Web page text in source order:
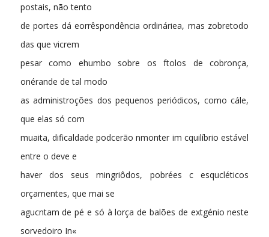
postais, não tento
de portes dá eorrêspondência ordináriea, mas zobretodo
das que vicrem
pesar como ehumbo sobre os ftolos de cobronça,
onérande de tal modo
as administroções dos pequenos periódicos, como cále,
que elas só com
muaita, dificaldade podcerão nmonter im cquilíbrio estável
entre o deve e
haver dos seus mingriôdos, pobrées c esqucléticos
orçamentes, que mai se
agucntam de pé e só à lorça de balões de extgénio neste
sorvedoiro In«